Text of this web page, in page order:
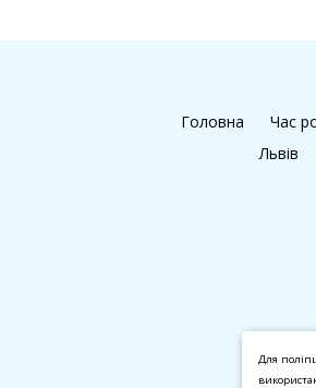
Головна Час
Львів
Для